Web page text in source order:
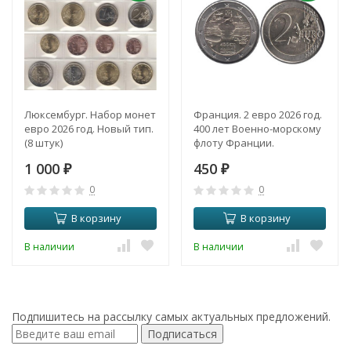
Люксембург. Набор монет
евро 2026 год. Новый тип.
(8 штук)
1 000 ₽
0
В корзину
В наличии
Франция. 2 евро 2026 год.
400 лет Военно-морскому
флоту Франции.
450 ₽
0
В корзину
В наличии
Подпишитесь на рассылку самых актуальных предложений.
Подписаться